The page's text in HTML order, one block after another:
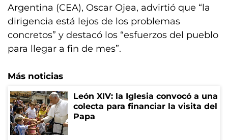
Argentina (CEA), Oscar Ojea, advirtió que “la
dirigencia está lejos de los problemas
concretos” y destacó los “esfuerzos del pueblo
para llegar a fin de mes”.
Más noticias
León XIV: la Iglesia convocó a una
colecta para financiar la visita del
Papa